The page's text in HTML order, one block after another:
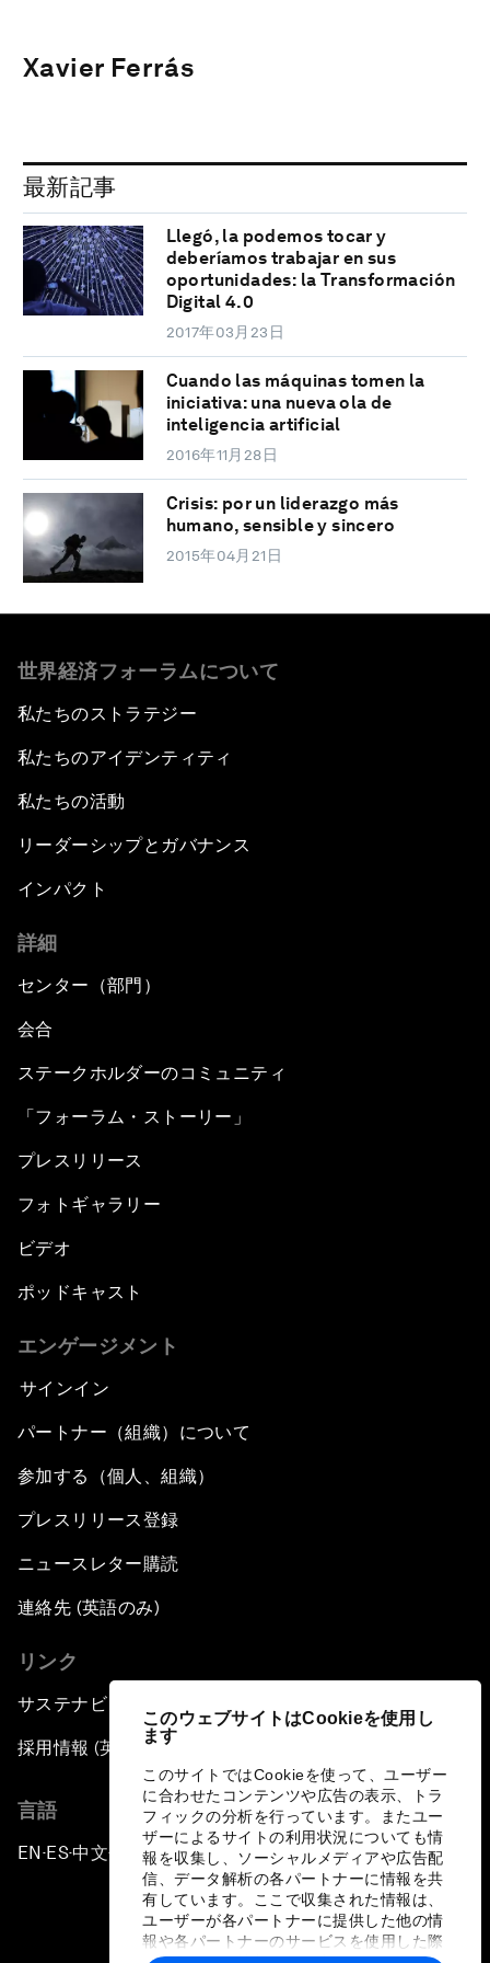
このウェブサイトはCookieを使用し
ます
このサイトではCookieを使って、ユーザー
に合わせたコンテンツや広告の表示、トラ
フィックの分析を行っています。またユー
ザーによるサイトの利用状況についても情
報を収集し、ソーシャルメディアや広告配
信、データ解析の各パートナーに情報を共
有しています。ここで収集された情報は、
ユーザーが各パートナーに提供した他の情
報や各パートナーのサービスを使用した際
Xavier Ferrás
最新記事
Llegó, la podemos tocar y
deberíamos trabajar en sus
oportunidades: la Transformación
Digital 4.0
2017年03月23日
Cuando las máquinas tomen la
iniciativa: una nueva ola de
inteligencia artificial
2016年11月28日
Crisis: por un liderazgo más
humano, sensible y sincero
2015年04月21日
世界経済フォーラムについて
私たちのストラテジー
私たちのアイデンティティ
私たちの活動
リーダーシップとガバナンス
インパクト
詳細
センター（部門）
会合
ステークホルダーのコミュニティ
「フォーラム・ストーリー」
プレスリリース
フォトギャラリー
ビデオ
ポッドキャスト
エンゲージメント
サインイン
パートナー（組織）について
参加する（個人、組織）
プレスリリース登録
ニュースレター購読
連絡先 (英語のみ)
リンク
サステナビリティへの取り組み
採用情報 (英語のみ)
言語
EN ▪ES▪中文▪ 日本語